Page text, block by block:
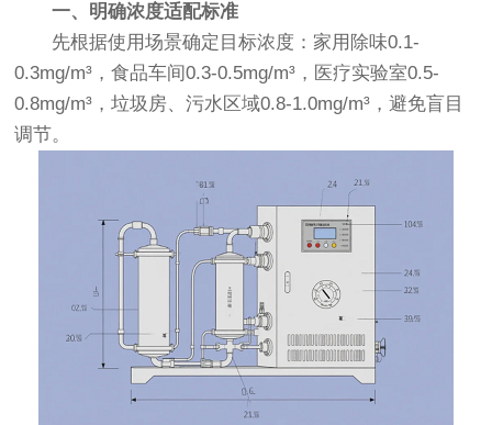
一、明确浓度适配标准
先根据使用场景确定目标浓度：家用除味0.1-
0.3mg/m³，食品车间0.3-0.5mg/m³，医疗实验室0.5-
0.8mg/m³，垃圾房、污水区域0.8-1.0mg/m³，避免盲目
调节。